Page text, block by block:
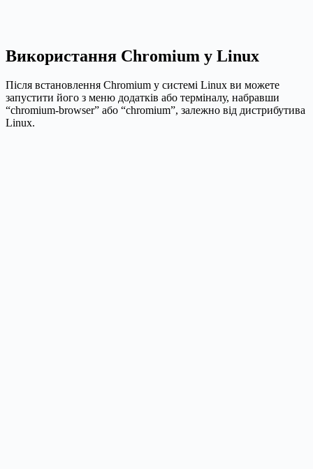
Використання Chromium у Linux
Після встановлення Chromium у системі Linux ви можете
запустити його з меню додатків або терміналу, набравши
“chromium-browser” або “chromium”, залежно від дистрибутива
Linux.